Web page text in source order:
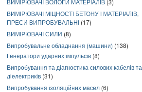
ВИМІРЮВАЧІ ВОЛОГИ МАТЕРІАЛІВ (3)
ВИМІРЮВАЧІ МІЦНОСТІ БЕТОНУ І МАТЕРІАЛІВ,
ПРЕСИ ВИПРОБУВАЛЬНІ (17)
ВИМІРЮВАЧІ СИЛИ (8)
Випробувальне обладнання (машини) (138)
Генератори ударних імпульсів (8)
Випробування та діагностика силових кабелів та
діелектриків (31)
Випробування ізоляційних масел (6)